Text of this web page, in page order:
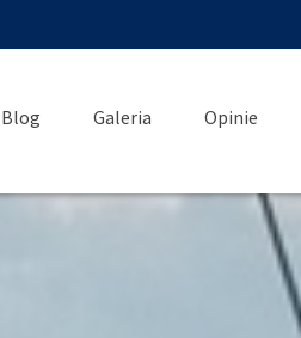
Blog Galeria Opinie